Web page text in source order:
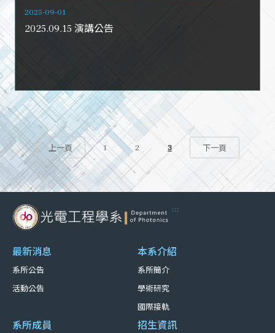
2025-09-01
2025.09.15 演講公告
上一頁 1 2 3 下一頁
:::
最新消息
系所公告
活動公告
本系介紹
系所簡介
學術研究
國際接軌
系所成員 招生資訊